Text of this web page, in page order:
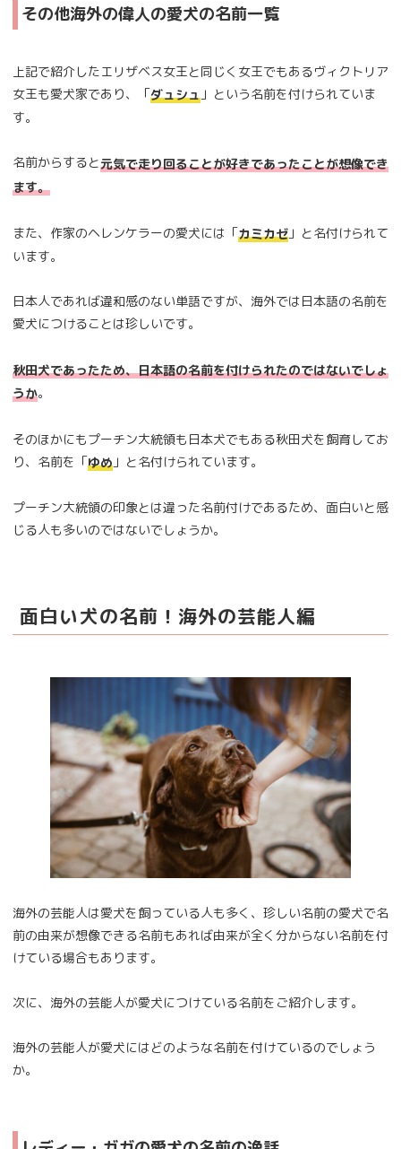
その他海外の偉人の愛犬の名前一覧
上記で紹介したエリザベス女王と同じく女王でもあるヴィクトリア
女王も愛犬家であり、「ダュシュ 」という名前を付けられていま
す。
名前からすると元気で走り回ることが好きであったことが想像でき
ます。
また、作家のヘレンケラーの愛犬には「カミカゼ 」と名付けられて
います。
日本人であれば違和感のない単語ですが、海外では日本語の名前を
愛犬につけることは珍しいです。
秋田犬であったため、日本語の名前を付けられたのではないでしょ
うか。
そのほかにもプーチン大統領も日本犬でもある秋田犬を飼育してお
り、名前を「ゆめ 」と名付けられています。
プーチン大統領の印象とは違った名前付けであるため、面白いと感
じる人も多いのではないでしょうか。
面白い犬の名前！海外の芸能人編
海外の芸能人は愛犬を飼っている人も多く、珍しい名前の愛犬で名
前の由来が想像できる名前もあれば由来が全く分からない名前を付
けている場合もあります。
次に、海外の芸能人が愛犬につけている名前をご紹介します。
海外の芸能人が愛犬にはどのような名前を付けているのでしょう
か。